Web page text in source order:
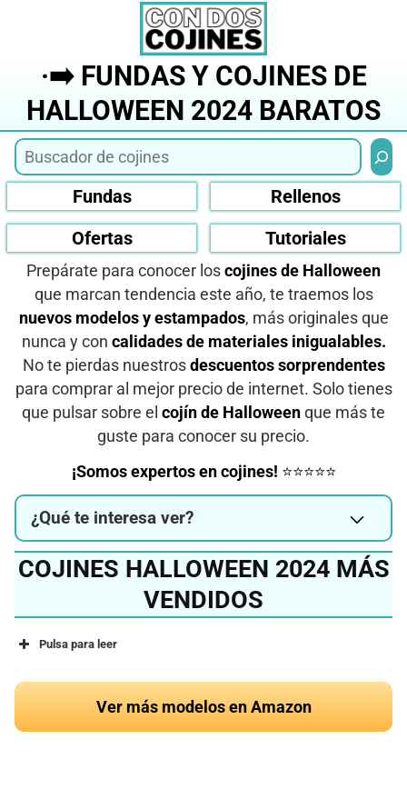
·➡️ FUNDAS Y COJINES DE
HALLOWEEN 2024 BARATOS
Fundas
Rellenos
Ofertas
Tutoriales
Prepárate para conocer los cojines de Halloween
que marcan tendencia este año, te traemos los
nuevos modelos y estampados, más originales que
nunca y con calidades de materiales inigualables.
No te pierdas nuestros descuentos sorprendentes
para comprar al mejor precio de internet. Solo tienes
que pulsar sobre el cojín de Halloween que más te
guste para conocer su precio.
¡Somos expertos en cojines! ⭐⭐⭐⭐⭐
¿Qué te interesa ver?
COJINES HALLOWEEN 2024 MÁS
VENDIDOS
Pulsa para leer
Ver más modelos en Amazon